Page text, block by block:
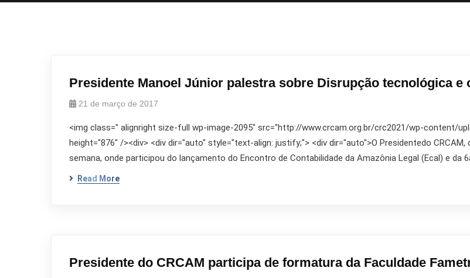
Presidente Manoel Júnior palestra sobre Disrupção tecnológica e
21 de março de 2017
<img class=" alignright size-full wp-image-2095" src="http://www.crcam.org.br/crc2021/wp-content/
height="876" /><div> <div dir="auto" style="text-align: justify;"> <div dir="auto">O Presidentedo
semana, onde participou do lançamento do Encontro de Contabilidade da Amazônia Legal (Ecal) e da
Read More
Presidente do CRCAM participa de formatura da Faculdade